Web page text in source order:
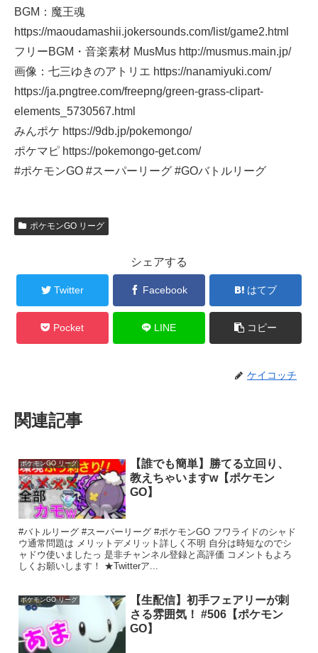
BGM：魔王魂
https://maoudamashii.jokersounds.com/list/game2.html
フリーBGM・音楽素材 MusMus http://musmus.main.jp/
画像：七三ゆきのアトリエ https://nanamiyuki.com/
https://ja.pngtree.com/freepng/green-grass-clipart-
elements_5730567.html
みんポケ https://9db.jp/pokemongo/
ポケマピ https://pokemongo-get.com/
#ポケモンGO #スーパーリーグ #GOバトルリーグ
ポケモンGO リーグ
シェアする
Twitter Facebook はてブ
Pocket LINE コピー
ケイコッチ
関連記事
ポケモンGO リーグ
【誰でも簡単】勝てる立回り、
教えちゃいますw【ポケモン
GO】
#バトルリーグ #スーパーリーグ #ポケモンGO フワライドのシャド
ウ通常問題は メリットデメリット詳しく不明 自分は時短なのでシ
ャドウ使いましたっ 是非チャンネル登録と高評価 コメントもよろ
しくお願いします！ ★Twitterア...
ポケモンGO リーグ
【生配信】初手フェアリーが刺
さる雰囲気！ #506【ポケモン
GO】